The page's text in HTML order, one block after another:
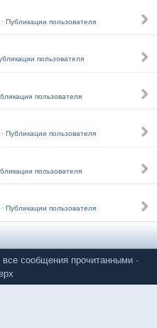
Публикации пользователя
пользователя
пользователя
Публикации пользователя
пользователя
Публикации пользователя
все сообщения прочитанными ·